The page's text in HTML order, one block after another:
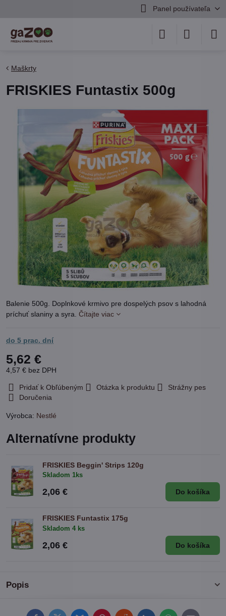
Panel používateľa
Maškrty
FRISKIES Funtastix 500g
Balenie 500g. Doplnkové krmivo pre dospelých psov s lahodná
príchuť slaniny a syra. Čítajte viac
do 5 prac. dní
5,62 €
4,57 € bez DPH
Pridať k Obľúbeným Otázka k produktu
Strážny pes
Doručenia
Výrobca: Nestlé
Popis
Alternatívne produkty
FRISKIES Beggin' Strips 120g
Skladom 1ks
2,06 € Do košíka
FRISKIES Funtastix 175g
Skladom 4 ks
2,06 € Do košíka